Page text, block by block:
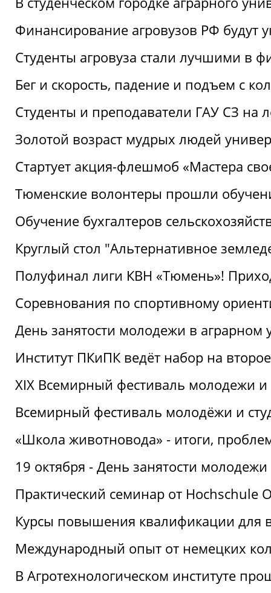
Финансирование агровузов РФ будут
Студенты агровуза стали лучшими в
Бег и скорость, падение и подъем с
Студенты и преподаватели ГАУ СЗ
Золотой возраст мудрых людей
Стартует акция-флешмоб «Мастера
Тюменские волонтеры прошли
Обучение бухгалтеров
Круглый стол "Альтернативное
Полуфинал лиги КВН «Тюмень»!
Соревнования по спортивному
День занятости молодежи в аграрном
Институт ПКиПК ведёт набор на
XIX Всемирный фестиваль молодежи
Всемирный фестиваль молодёжи и
«Школа животновода» - итоги,
19 октября - День занятости молодежи
Практический семинар от Hochschule
Курсы повышения квалификации для
Международный опыт от немецких
В Агротехнологическом институте